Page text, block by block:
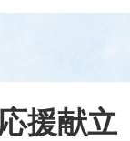
援献立